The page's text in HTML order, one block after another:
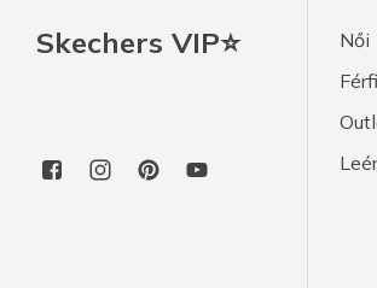
Skechers VIP⭐
Női
Férfi